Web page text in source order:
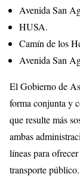
Avenida San
HUSA.
Camín de los
Avenida San
El Gobierno de
forma conjunta y
que resulte más
ambas
líneas para
transporte público.